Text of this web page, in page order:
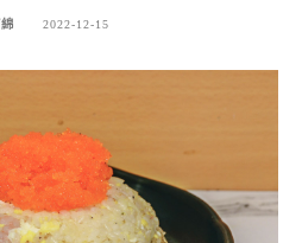
綿 2022-12-15